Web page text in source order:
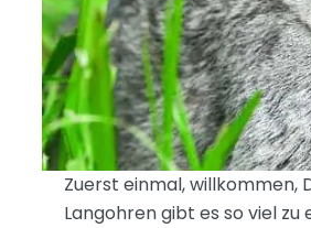
Zuerst einmal, willkommen,
Langohren gibt es so viel